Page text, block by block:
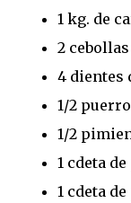
1 kg. de
2
4 dientes
1/2 puerro
1/2
1 cdeta
1 cdeta